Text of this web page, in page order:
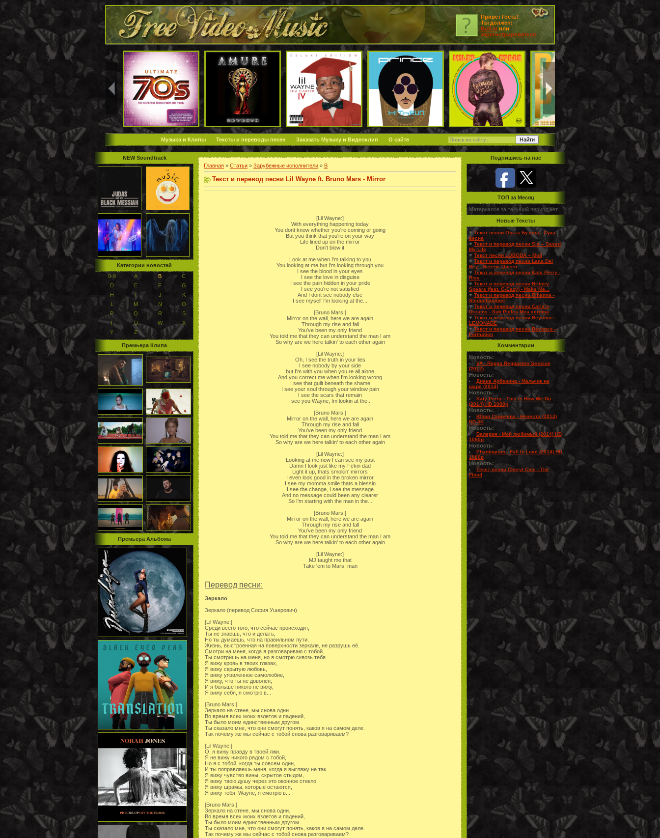
Привет Гость!
Ты должен:
Войти или
зарегистрироваться
Музыка и Клипы Тексты и переводы песен Заказать Музыку и Видеоклип О сайте
NEW Soundtrack
Категории новостей
0-9
A B
C
D
E F
G
H
I J
K
L
M N
O
P
Q R
S
T
U W
X
Y
Z
Премьера Клипа
Премьера Альбома
Главная » Статьи » Зарубежные исполнители » B
Текст и перевод песни Lil Wayne ft. Bruno Mars - Mirror
[Lil Wayne:]
With everything happening today
You dont know whether you're coming or going
But you think that you're on your way
Life lined up on the mirror
Don't blow it
Look at me when I'm talking to you
You looking at me but I'm looking through you
I see the blood in your eyes
I see the love in disguise
I see the pain hidden in your pride
I see you're not satisfied
And I dont see nobody else
I see myself I'm looking at the...
[Bruno Mars:]
Mirror on the wall, here we are again
Through my rise and fall
You've been my only friend
You told me that they can understand the man I am
So why are we here talkin' to each other again
[Lil Wayne:]
Oh, I see the truth in your lies
I see nobody by your side
but I'm with you when you re all alone
And you correct me when I'm looking wrong
I see that guilt beneath the shame
I see your soul through your window pain
I see the scars that remain
I see you Wayne, Im lookin at the...
[Bruno Mars:]
Mirror on the wall, here we are again
Through my rise and fall
You've been my only friend
You told me that they can understand the man I am
So why are we here talkin' to each other again
[Lil Wayne:]
Looking at me now I can see my past
Damn I look just like my f-ckin dad
Light it up, thats smokin' mirrors
I even look good in the broken mirror
I see my momma smile thats a blessin
I see the change, I see the message
And no message could been any clearer
So I'm starting with the man in the...
[Bruno Mars:]
Mirror on the wall, here we are again
Through my rise and fall
You've been my only friend
You told me that they can understand the man I am
So why are we here talkin' to each other again
[Lil Wayne:]
MJ taught me that
Take 'em to Mars, man
Перевод песни:
Зеркало
Зеркало (перевод София Ушерович)
[Lil Wayne:]
Среди всего того, что сейчас происходит,
Ты не знаешь, что и делать,
Но ты думаешь, что на правильном пути.
Жизнь, выстроенная на поверхности зеркале, не разрушь её.
Смотри на меня, когда я разговариваю с тобой.
Ты смотришь на меня, но я смотрю сквозь тебя.
Я вижу кровь в твоих глазах,
Я вижу скрытую любовь,
Я вижу уязвленное самолюбие,
Я вижу, что ты не доволен,
И я больше никого не вижу,
Я вижу себя, я смотрю в...
[Bruno Mars:]
Зеркало на стене, мы снова одни.
Во время всех моих взлетов и падений,
Ты было моим единственным другом.
Ты сказало мне, что они смогут понять, каков я на самом деле.
Так почему же мы сейчас с тобой снова разговариваем?
[Lil Wayne:]
О, я вижу правду в твоей лжи.
Я не вижу никого рядом с тобой,
Но я с тобой, когда ты совсем один,
И ты поправляешь меня, когда я выгляжу не так.
Я вижу чувство вины, скрытое стыдом,
Я вижу твою душу через это оконное стекло,
Я вижу шрамы, которые остаются,
Я вижу тебя, Wayne, я смотрю в...
[Bruno Mars:]
Зеркало на стене, мы снова одни.
Во время всех моих взлетов и падений,
Ты было моим единственным другом.
Ты сказало мне, что они смогут понять, каков я на самом деле.
Так почему же мы сейчас с тобой снова разговариваем?
Подпишись на нас
TOП за Месяц
Материалов за текущий период нет.
Новые Тексты
♥ Текст песни Ольга Бузова - Сука
весна
♥ Текст и перевод песни Sia – Saved
My Life
♥ Текст песни LOBODA – Мой
♥Текст и перевод песни Lana Del
Rey - Serene Queen
♥ Текст и перевод песни Katy Perry -
Rise
♥ Текст и перевод песни Britney
Spears (feat. G-Eazy) - Make Me...
♥ Текст и перевод песни Rihanna -
Sledgehammer
♥Текст и перевод песни Carla’s
Dreams - Sub Pielea Mea #eroina
♥ Текст и перевод песни Beyonce -
LEMONADE
♥Текст и перевод песни Beyonce -
Formation
Комментарии
Новость:
VA - Ragga Reggaeton Session
(2012)
Новость:
Диана Арбенина - Мальчик на
шаре (2014)
Новость:
Katy Perry - This Is How We Do
(2014) HD 1080p
Новость:
Юлия Савичева - Невеста (2014)
HD 4K
Новость:
Валерия - Мой любимый (2014) HD
1080p
Новость:
Phantogram - Fall In Love (2014) HD
1080p
Новость:
Текст песни Cheryl Cole - The
Flood